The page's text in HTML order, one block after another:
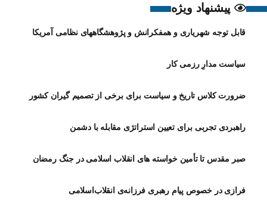
پیشنهاد ویژه
قابل توجه شهریاری و همفکرانش و پژوهشگاههای نظامی آمریکا
سیاست مدارِ رزمی کار
ضرورت کلاس تاریخ و سیاست برای برخی از تصمیم گیران کشور
راهبردی تجربی برای تعیین استراتژی مقابله با دشمن
صبر مقدس تا تأمین خواسته های انقلاب اسلامی در جنگ رمضان
فرازی در خصوص پیام رهبری فرزانه‌ی انقلاب‌اسلامی